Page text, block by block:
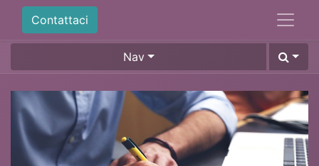
Contattaci
Nav